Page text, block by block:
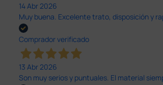
14 Abr 2026
Muy buena. Excelente trato, disposición y
Comprador verificado
13 Abr 2026
Son muy serios y puntuales. El material